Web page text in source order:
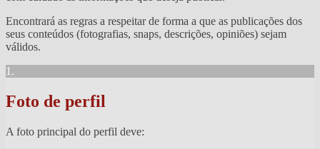
Encontrará as regras a respeitar de forma a que as publicações dos
seus conteúdos (fotografias, snaps, descrições, opiniões) sejam
válidos.
1.
Foto de perfil
A foto principal do perfil deve: